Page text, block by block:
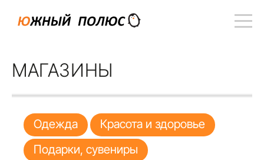
МАГАЗИНЫ
Одежда
Красота и здоровье
Подарки, сувениры